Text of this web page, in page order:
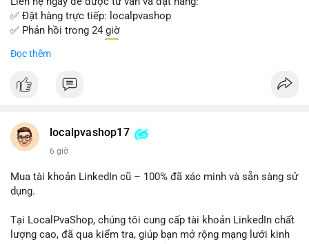
✅ Đặt hàng trực tiếp: localpvashop
✅ Phản hồi trong 24 giờ
✅ WhatsApp: +1 (66
✅ Telegram: @localpvashop
✅ Email: localpvashop@gmail.com
Đọc thêm
localpvashop17
6 giờ
Mua tài khoản LinkedIn cũ – 100% đã xác minh và sẵn sàng sử
dụng.
Tại LocalPvaShop, chúng tôi cung cấp tài khoản LinkedIn chất
lượng cao, đã qua kiểm tra, giúp bạn mở rộng mạng lưới kinh